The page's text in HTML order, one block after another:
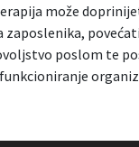
može
poslom te